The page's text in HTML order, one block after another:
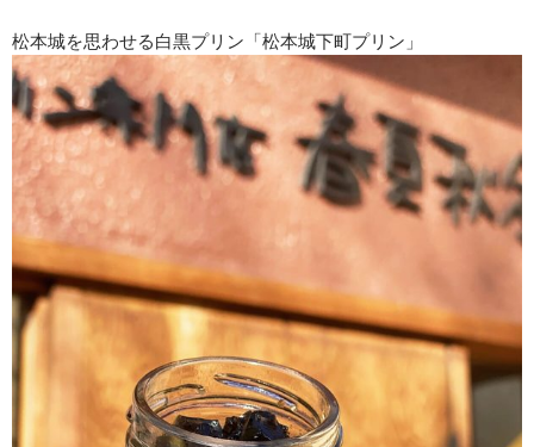
松本城を思わせる白黒プリン「松本城下町プリン」